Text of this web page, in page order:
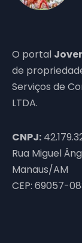
O portal
de
Serviços de
LTDA.
CNPJ:
Rua Miguel
Manaus/AM
CEP: 69057-